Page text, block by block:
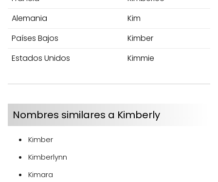
Alemania
Kim
Países Bajos
Kimber
Estados Unidos
Kimmie
Nombres similares a Kimberly
Kimber
Kimberlynn
Kimara